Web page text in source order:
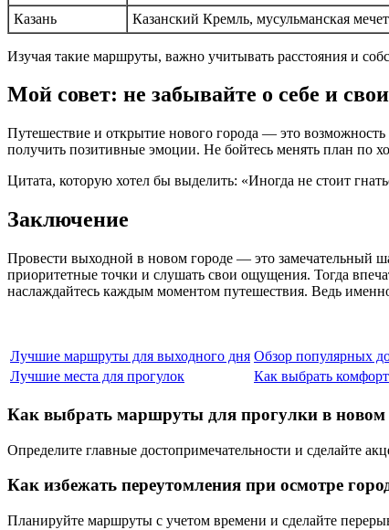
Казань
Казанский Кремль, мусульманская
Изучая такие маршруты, важно учитывать расстояния и
Мой совет: не забывайте о себе и
Путешествие и открытие нового города — это возможность
получить позитивные эмоции. Не бойтесь менять план по
Цитата, которую хотел бы выделить: «Иногда не стоит
Заключение
Провести выходной в новом городе — это замечательный
приоритетные точки и слушать свои ощущения. Тогда
наслаждайтесь каждым моментом путешествия. Ведь
Лучшие маршруты для выходного дня Обзор популярных
Лучшие места для прогулок
Как выбрать
Как выбрать маршруты для прогулки в новом
Определите главные достопримечательности и сделайте
Как избежать переутомления при осмотре
Планируйте маршруты с учетом времени и сделайте